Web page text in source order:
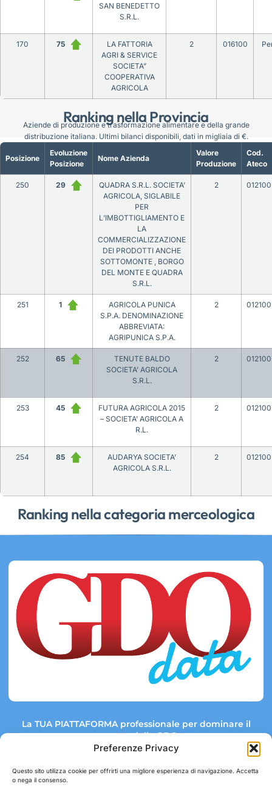
Preferenze Privacy
Questo sito utilizza cookie per offrirti una migliore esperienza di navigazione. Accetta
o nega il consenso.
Ranking nella Provincia
SAN BENEDETTO
S.R.L.
170 75
LA FATTORIA
AGRI & SERVICE
SOCIETA”
COOPERATIVA
AGRICOLA
2 016100
Ranking nella categoria merceologica
Posizione
Evoluzione
Posizione
Nome Azienda
Valore
Produzione
Cod.
Ateco
250 29
QUADRA S.R.L. SOCIETA’
AGRICOLA, SIGLABILE
PER
L’IMBOTTIGLIAMENTO E
LA
COMMERCIALIZZAZIONE
DEI PRODOTTI ANCHE
SOTTOMONTE , BORGO
DEL MONTE E QUADRA
S.R.L.
2 012100
251 1
AGRICOLA PUNICA
S.P.A. DENOMINAZIONE
ABBREVIATA:
AGRIPUNICA S.P.A.
2 012100
252 65
TENUTE BALDO
SOCIETA’ AGRICOLA
S.R.L.
2 012100
253 45
FUTURA AGRICOLA 2015
– SOCIETA’ AGRICOLA A
R.L.
2 012100
254 85
AUDARYA SOCIETA’
AGRICOLA S.R.L.
2 012100
Aziende di produzione e trasformazione alimentare e della grande
distribuzione italiana. Ultimi bilanci disponibili, dati in migliaia di €.
La TUA PIATTAFORMA professionale per dominare il
mercato della GDO.
Link rapidi: